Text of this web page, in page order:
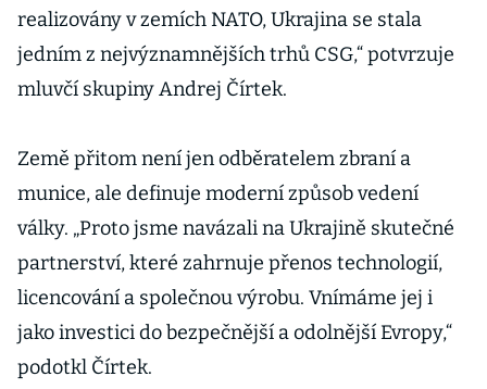
realizovány v zemích NATO, Ukrajina se stala
jedním z nejvýznamnějších trhů CSG,“ potvrzuje
mluvčí skupiny Andrej Čírtek.
Země přitom není jen odběratelem zbraní a
munice, ale definuje moderní způsob vedení
války. „Proto jsme navázali na Ukrajině skutečné
partnerství, které zahrnuje přenos technologií,
licencování a společnou výrobu. Vnímáme jej i
jako investici do bezpečnější a odolnější Evropy,“
podotkl Čírtek.